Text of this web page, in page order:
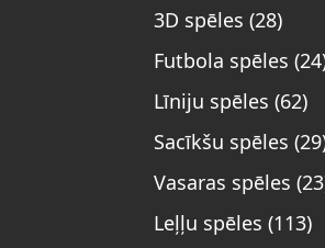
3D spēles (28)
Futbola spēles
Līniju spēles (62)
Sacīkšu spēles
Vasaras spēles
Leļļu spēles (113)